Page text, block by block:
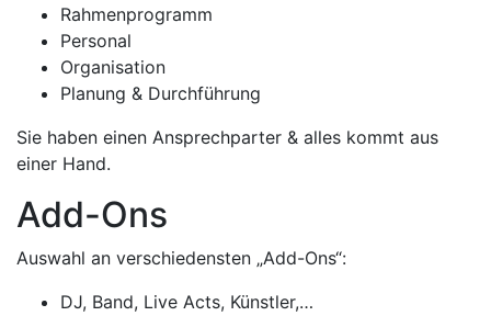
Rahmenprogramm
Personal
Organisation
Planung & Durchführung
Sie haben einen Ansprechparter & alles kommt aus
einer Hand.
Add-Ons
Auswahl an verschiedensten „Add-Ons“:
DJ, Band, Live Acts, Künstler,…